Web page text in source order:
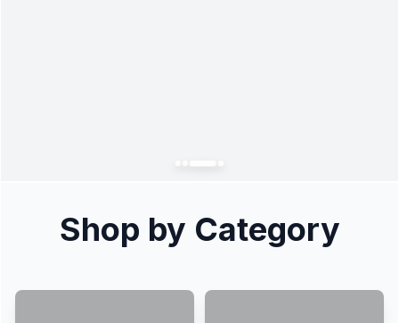
Shop by Category